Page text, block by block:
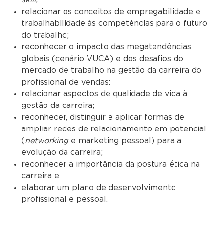
relacionar os conceitos de empregabilidade e
trabalhabilidade às competências para o futuro
do trabalho;
reconhecer o impacto das megatendências
globais (cenário VUCA) e dos desafios do
mercado de trabalho na gestão da carreira do
profissional de vendas;
relacionar aspectos de qualidade de vida à
gestão da carreira;
reconhecer, distinguir e aplicar formas de
ampliar redes de relacionamento em potencial
(networkinge marketing pessoal) para a
evolução da carreira;
reconhecer a importância da postura ética na
carreira e
elaborar um plano de desenvolvimento
profissional e pessoal.